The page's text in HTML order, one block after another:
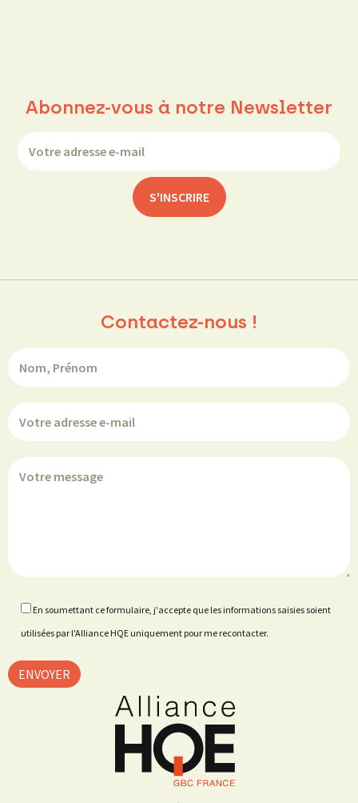
Abonnez-vous à notre Newsletter
Contactez-nous !
En soumettant ce formulaire, j'accepte que les informations saisies soient
utilisées par l'Alliance HQE uniquement pour me recontacter.